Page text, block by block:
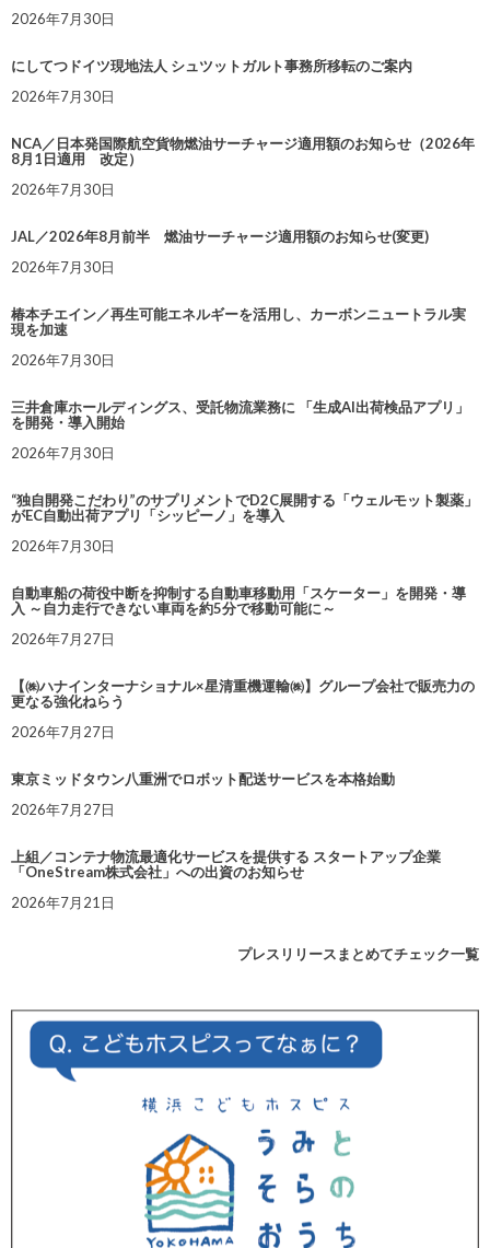
2026年7月30日
にしてつドイツ現地法人 シュツットガルト事務所移転のご案内
2026年7月30日
NCA／日本発国際航空貨物燃油サーチャージ適用額のお知らせ（2026年
8月1日適用 改定）
2026年7月30日
JAL／2026年8月前半 燃油サーチャージ適用額のお知らせ(変更)
2026年7月30日
椿本チエイン／再生可能エネルギーを活用し、カーボンニュートラル実
現を加速
2026年7月30日
三井倉庫ホールディングス、受託物流業務に 「生成AI出荷検品アプリ」
を開発・導入開始
2026年7月30日
“独自開発こだわり”のサプリメントでD2C展開する「ウェルモット製薬」
がEC自動出荷アプリ「シッピーノ」を導入
2026年7月30日
自動車船の荷役中断を抑制する自動車移動用「スケーター」を開発・導
入 ～自力走行できない車両を約5分で移動可能に～
2026年7月27日
【㈱ハナインターナショナル×星清重機運輸㈱】グループ会社で販売力の
更なる強化ねらう
2026年7月27日
東京ミッドタウン八重洲でロボット配送サービスを本格始動
2026年7月27日
上組／コンテナ物流最適化サービスを提供する スタートアップ企業
「OneStream株式会社」への出資のお知らせ
2026年7月21日
プレスリリースまとめてチェック一覧